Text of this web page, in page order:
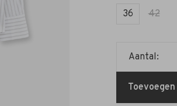
36 42
Aantal: